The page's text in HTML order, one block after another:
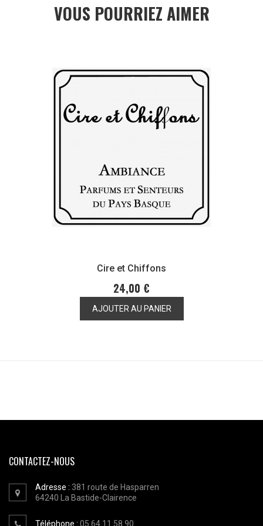
VOUS POURRIEZ AIMER
Cire et Chiffons
24,00 €
AJOUTER AU PANIER
CONTACTEZ-NOUS
Adresse : 381 route de Hasparren
64240
La Bastide-Clairence
Téléphone : 05 64 11 58 90